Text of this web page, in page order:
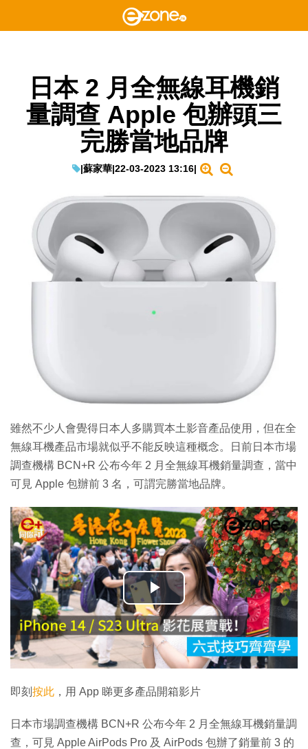
日本 2 月全無線耳機銷
量調查 Apple 包辦頭三
完勝當地品牌
|蘇家華|22-03-2023 13:16|
雖然不少人會覺得日本人多購買本土影音產品使用，但在全
無線耳機產品市場就似乎不能反映這種概念。日前日本市場
調查機構 BCN+R 公布今年 2 月全無線耳機銷量調查，當中
可見 Apple 包辦前 3 名，可謂完勝當地品牌。
播
放
影
片
即刻 按此 ，用 App 睇更多產品開箱影片
日本市場調查機構 BCN+R 公布今年 2 月全無線耳機銷量調
查，可見 Apple AirPods Pro 及 AirPods 包辦了銷量前 3 的